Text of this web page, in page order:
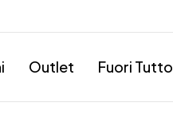
Outlet Fuori Tutto